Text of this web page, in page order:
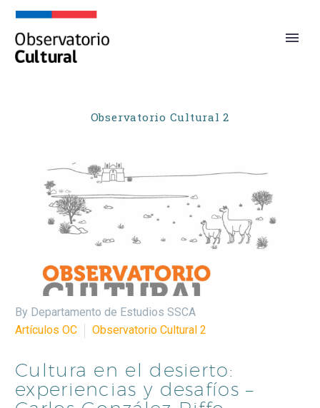
Observatorio Cultural 2
By Departamento de Estudios SSCA
Artículos OC
Observatorio Cultural 2
Cultura en el desierto:
experiencias y desafíos –